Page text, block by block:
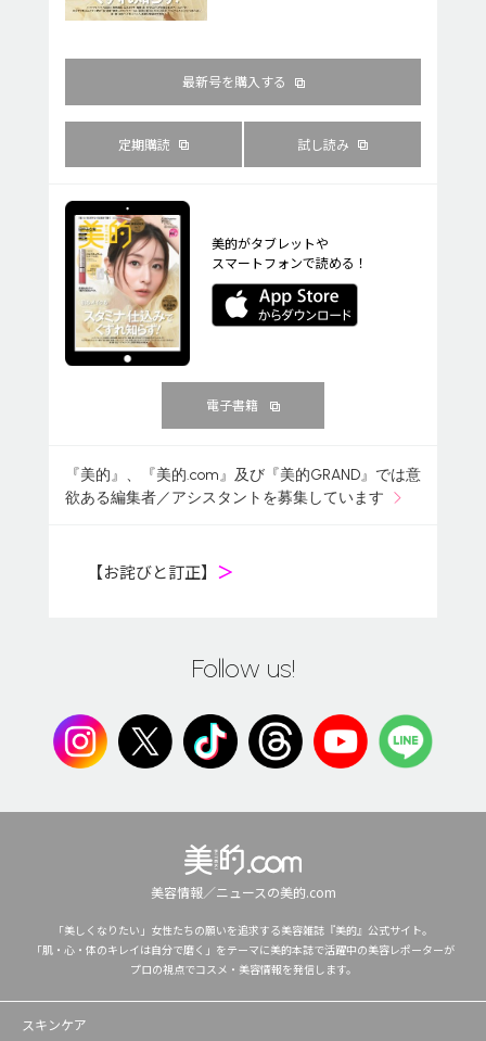
最新号を購入する
定期購読 試し読み
美的がタブレットや
スマートフォンで読める！
電子書籍
『美的』、『美的.com』及び『美的GRAND』では意
欲ある編集者／アシスタントを募集しています
【お詫びと訂正】 ＞
Follow us!
美容情報／ニュースの美的.com
「美しくなりたい」女性たちの願いを追求する美容雑誌『美的』公式サイト。
「肌・心・体のキレイは自分で磨く」をテーマに美的本誌で活躍中の美容レポーターが
プロの視点でコスメ・美容情報を発信します。
スキンケア